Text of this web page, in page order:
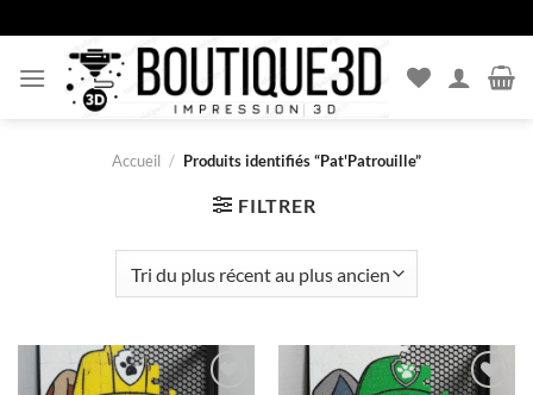
au
contenu
Accueil / Produits identifiés “Pat'Patrouille”
FILTRER